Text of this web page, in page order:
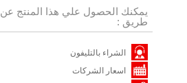
يمكنك الحصول علي هذا المنتج عن
طريق :
الشراء بالتليفون
اسعار الشركات